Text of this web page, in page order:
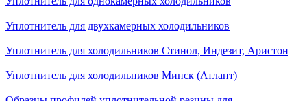
Уплотнитель для двухкамерных холодильников
Уплотнитель для холодильников Стинол, Индезит, Аристон
Уплотнитель для холодильников Минск (Атлант)